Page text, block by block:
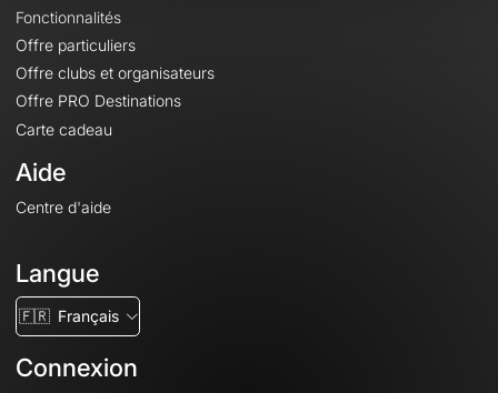
Fonctionnalités
Offre particuliers
Offre clubs et organisateurs
Offre PRO Destinations
Carte cadeau
Aide
Centre d'aide
Langue
🇫🇷 Français
Connexion